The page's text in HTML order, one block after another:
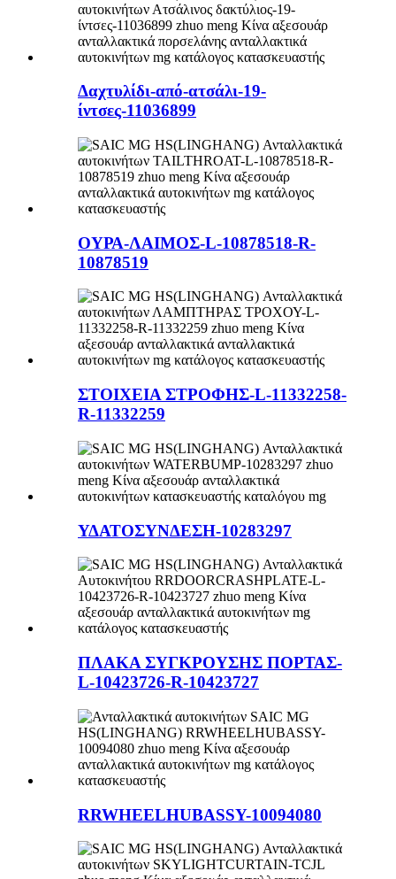
Δαχτυλίδι-από-ατσάλι-19-
ίντσες-11036899
ΟΥΡΑ-ΛΑΙΜΟΣ-L-10878518-R-
10878519
ΣΤΟΙΧΕΙΑ ΣΤΡΟΦΗΣ-L-11332258-
R-11332259
ΥΔΑΤΟΣΥΝΔΕΣΗ-10283297
ΠΛΑΚΑ ΣΥΓΚΡΟΥΣΗΣ ΠΟΡΤΑΣ-
L-10423726-R-10423727
RRWHEELHUBASSY-10094080